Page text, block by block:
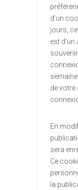
d’un
jours,
est
de votre
En
sera
Ce
la